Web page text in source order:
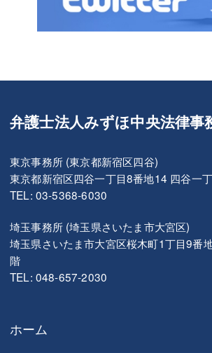
弁護士法人みずほ中央法律事
東京事務所 (東京都新宿区四谷)
東京都新宿区四谷一丁目8番地14 四谷一
TEL: 03-5368-6030
埼玉事務所 (埼玉県さいたま市大宮区)
埼玉県さいたま市大宮区桜木町1丁目9番
階
TEL: 048-657-2030
ホーム